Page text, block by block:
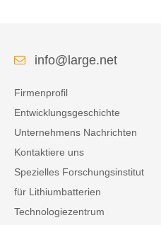
info@large.net
Firmenprofil
Entwicklungsgeschichte
Unternehmens Nachrichten
Kontaktiere uns
Spezielles Forschungsinstitut
für Lithiumbatterien
Technologiezentrum